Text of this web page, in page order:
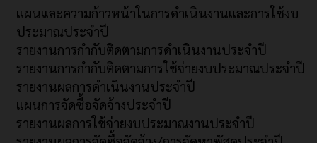
แผนและความก้าวหน้าในการดำเนินงานและการใช้งบ
ประมาณประจำปี
รายงานการกำกับติดตามการดำเนินงานประจำปี
รายงานการกำกับติดตามการใช้จ่ายงบประมาณประจำปี
รายงานผลการดำเนินงานประจำปี
แผนการจัดซื้อจัดจ้างประจำปี
รายงานผลการใช้จ่ายงบประมาณงานประจำปี